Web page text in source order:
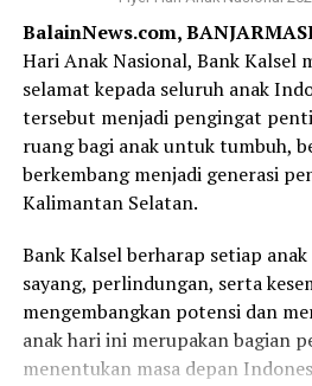
nomor antrean. Yang membuat
sebelum formulir selesai saya isi,
sudah dipanggil. Proses
berlangsung cepat, tertib, dan
terasa ramah serta membantu.
Bagi sebagian orang, membuka
merupakan hal biasa. Namun bagi
sekadar buku tabungan,
mendekatkan diri pada impian
panggilan Allah SWT ke Tanah
Terima kasih kepada Bank Kalsel
BalainNews.com,
Hari Anak Nasional, Bank Kalsel
selamat kepada seluruh anak
tersebut menjadi pengingat
ruang bagi anak untuk tumbuh,
berkembang menjadi generasi
Kalimantan Selatan.
Bank Kalsel berharap setiap
sayang, perlindungan, serta
mengembangkan potensi dan
anak hari ini merupakan bagian
menentukan masa depan